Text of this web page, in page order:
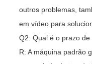
outros problemas,
em vídeo para
Q2: Qual é o prazo
R: A máquina padrão